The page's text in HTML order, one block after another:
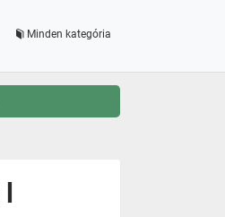
Minden kategória